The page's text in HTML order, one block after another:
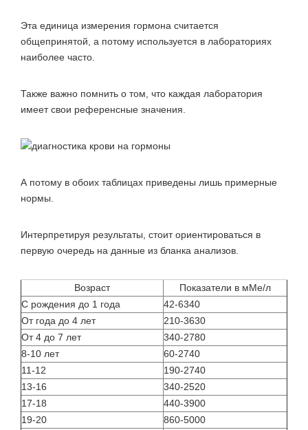
Эта единица измерения гормона считается
общепринятой, а потому используется в лабораториях
наиболее часто.
Также важно помнить о том, что каждая лаборатория
имеет свои референсные значения.
А потому в обоих таблицах приведены лишь примерные
нормы.
Интерпретируя результаты, стоит ориентироваться в
первую очередь на данные из бланка анализов.
Возраст
Показатели в мМе/л
С рождения до 1 года
42-6340
От года до 4 лет
210-3630
От 4 до 7 лет
340-2780
8-10 лет
60-2740
11-12
190-2740
13-16
340-2520
17-18
440-3900
19-20
860-5000